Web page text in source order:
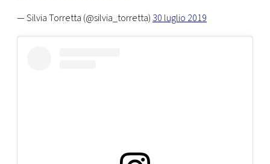
— Silvia Torretta (@silvia_torretta) 30 luglio 2019